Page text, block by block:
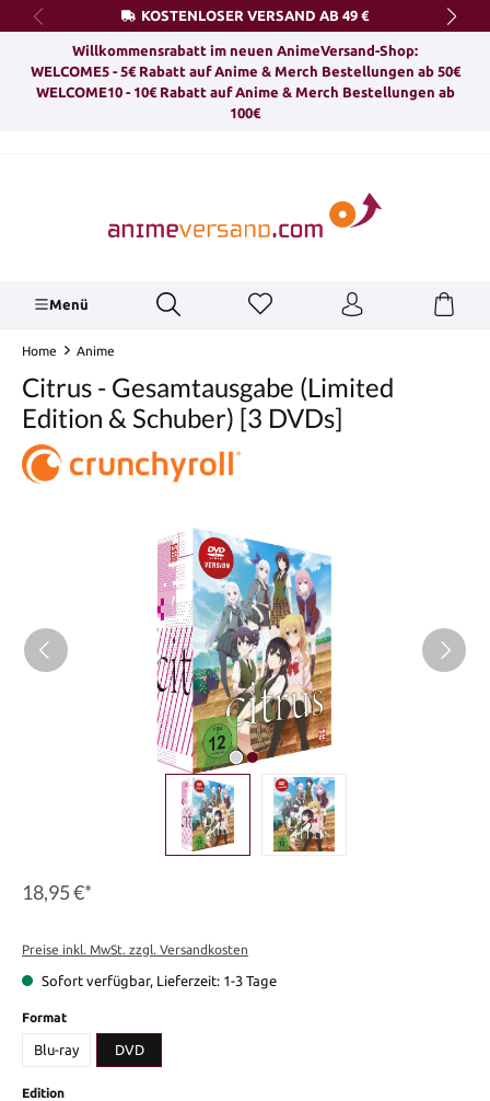
springen KOSTENLOSER VERSAND AB 49 €
Willkommensrabatt im neuen AnimeVersand-Shop:
WELCOME5 - 5€ Rabatt auf Anime & Merch Bestellungen ab 50€
WELCOME10 - 10€ Rabatt auf Anime & Merch Bestellungen ab
100€
Menü
Home Anime
Citrus - Gesamtausgabe (Limited
Edition & Schuber) [3 DVDs]
Bildergalerie überspringen
18,95 €*
Preise inkl. MwSt. zzgl. Versandkosten
Sofort verfügbar, Lieferzeit: 1-3 Tage
Formatauswählen
Blu-ray DVD
Editionauswählen